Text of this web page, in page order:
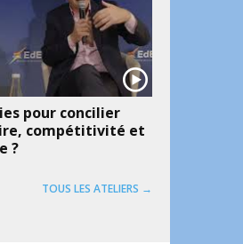
pour concilier
compétitivité et
?
TOUS LES ATELIERS →